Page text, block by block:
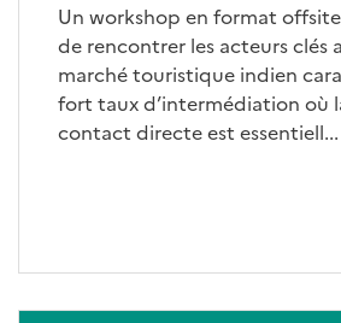
Un workshop en format
de rencontrer les acteurs clés
marché touristique indien
fort taux d’intermédiation où
contact directe est essentiell...